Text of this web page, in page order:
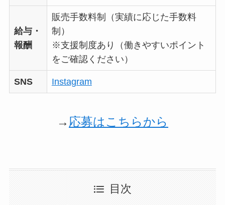
給与・
報酬
販売手数料制（実績に応じた手数料
制）
※支援制度あり（働きやすいポイント
をご確認ください）
SNS Instagram
→ 応募はこちらから
目次